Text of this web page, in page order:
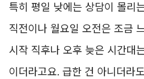
특히 평일 낮에는 상담이 몰리
직전이나 월요일 오전은 조금
시작 직후나 오후 늦은 시간대
이더라고요. 급한 건 아니더라